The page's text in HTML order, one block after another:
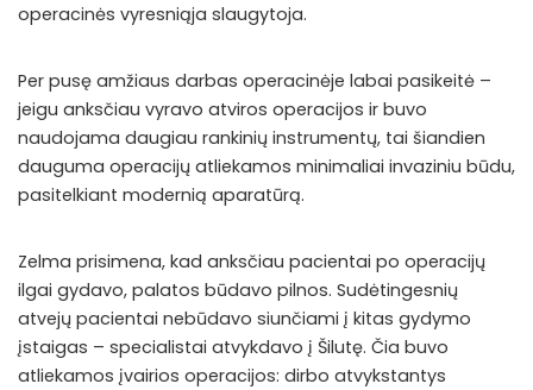
operacinės vyresniąja slaugytoja.
Per pusę amžiaus darbas operacinėje labai pasikeitė –
jeigu anksčiau vyravo atviros operacijos ir buvo
naudojama daugiau rankinių instrumentų, tai šiandien
dauguma operacijų atliekamos minimaliai invaziniu būdu,
pasitelkiant modernią aparatūrą.
Zelma prisimena, kad anksčiau pacientai po operacijų
ilgai gydavo, palatos būdavo pilnos. Sudėtingesnių
atvejų pacientai nebūdavo siunčiami į kitas gydymo
įstaigas – specialistai atvykdavo į Šilutę. Čia buvo
atliekamos įvairios operacijos: dirbo atvykstantys